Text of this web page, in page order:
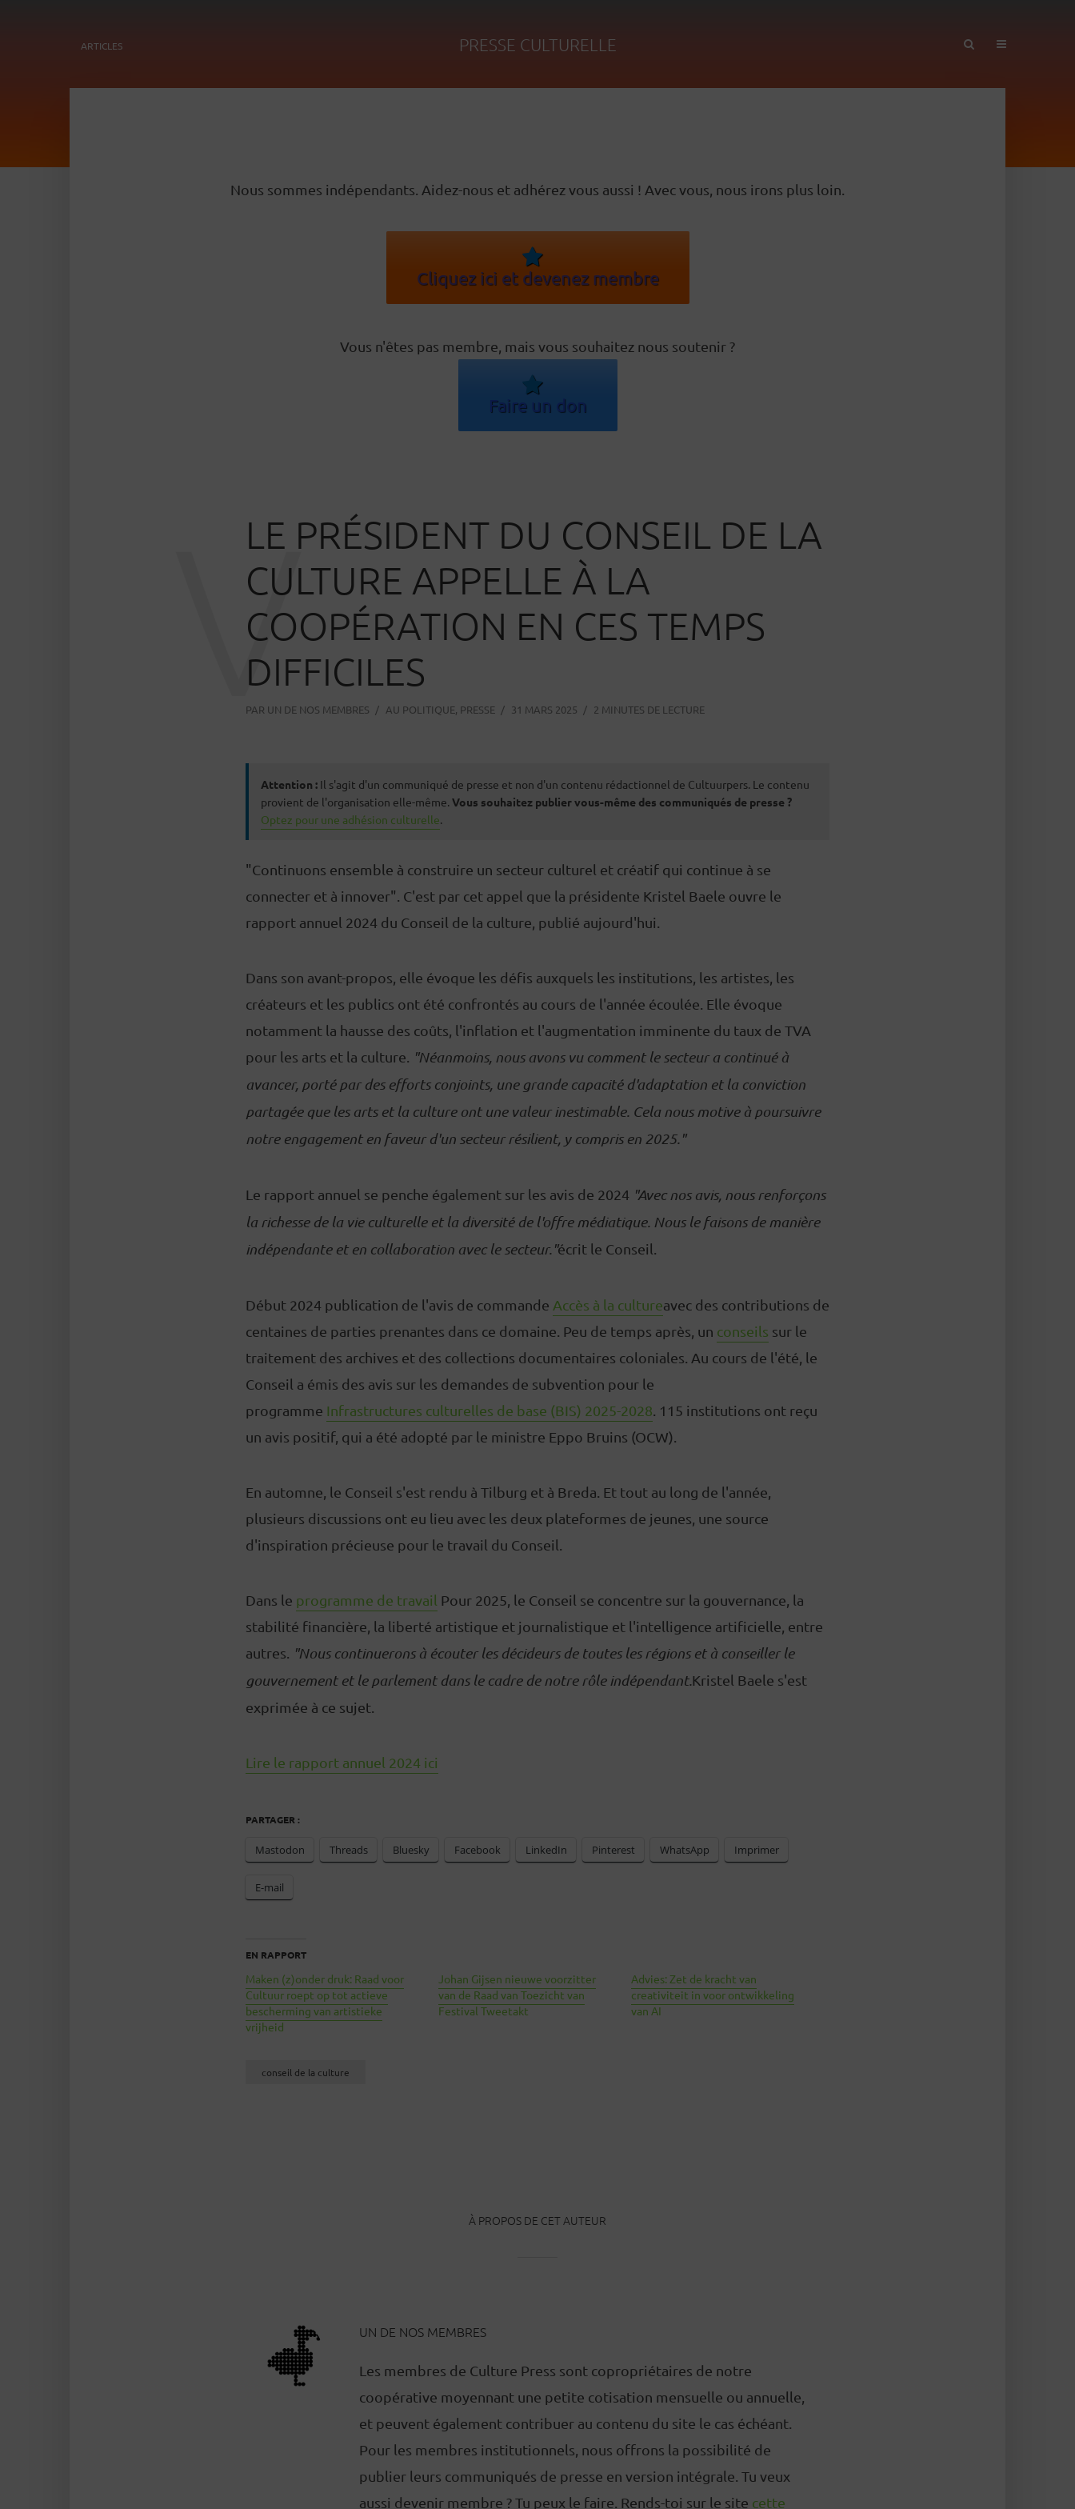
ARTICLES PRESSE CULTURELLE
Nous sommes indépendants. Aidez-nous et adhérez vous aussi ! Avec vous, nous irons plus loin.
Cliquez ici et devenez membre
Vous n'êtes pas membre, mais vous souhaitez nous soutenir ?
Faire un don
LE PRÉSIDENT DU CONSEIL DE LA
CULTURE APPELLE À LA
COOPÉRATION EN CES TEMPS
DIFFICILES
PAR UN DE NOS MEMBRES AU POLITIQUE, PRESSE 31 MARS 2025 2 MINUTES DE LECTURE
V
Attention : Il s'agit d'un communiqué de presse et non d'un contenu rédactionnel de Cultuurpers. Le contenu
provient de l'organisation elle-même. Vous souhaitez publier vous-même des communiqués de presse ?
Optez pour une adhésion culturelle.
"Continuons ensemble à construire un secteur culturel et créatif qui continue à se
connecter et à innover". C'est par cet appel que la présidente Kristel Baele ouvre le
rapport annuel 2024 du Conseil de la culture, publié aujourd'hui.
Dans son avant-propos, elle évoque les défis auxquels les institutions, les artistes, les
créateurs et les publics ont été confrontés au cours de l'année écoulée. Elle évoque
notamment la hausse des coûts, l'inflation et l'augmentation imminente du taux de TVA
pour les arts et la culture. "Néanmoins, nous avons vu comment le secteur a continué à
avancer, porté par des efforts conjoints, une grande capacité d'adaptation et la conviction
partagée que les arts et la culture ont une valeur inestimable. Cela nous motive à poursuivre
notre engagement en faveur d'un secteur résilient, y compris en 2025."
Le rapport annuel se penche également sur les avis de 2024 "Avec nos avis, nous renforçons
la richesse de la vie culturelle et la diversité de l'offre médiatique. Nous le faisons de manière
indépendante et en collaboration avec le secteur."écrit le Conseil.
Début 2024 publication de l'avis de commande Accès à la cultureavec des contributions de
centaines de parties prenantes dans ce domaine. Peu de temps après, un conseils sur le
traitement des archives et des collections documentaires coloniales. Au cours de l'été, le
Conseil a émis des avis sur les demandes de subvention pour le
programme Infrastructures culturelles de base (BIS) 2025-2028. 115 institutions ont reçu
un avis positif, qui a été adopté par le ministre Eppo Bruins (OCW).
En automne, le Conseil s'est rendu à Tilburg et à Breda. Et tout au long de l'année,
plusieurs discussions ont eu lieu avec les deux plateformes de jeunes, une source
d'inspiration précieuse pour le travail du Conseil.
Dans le programme de travail Pour 2025, le Conseil se concentre sur la gouvernance, la
stabilité financière, la liberté artistique et journalistique et l'intelligence artificielle, entre
autres. "Nous continuerons à écouter les décideurs de toutes les régions et à conseiller le
gouvernement et le parlement dans le cadre de notre rôle indépendant.Kristel Baele s'est
exprimée à ce sujet.
Lire le rapport annuel 2024 ici
PARTAGER :
Mastodon Threads Bluesky Facebook LinkedIn Pinterest WhatsApp Imprimer
E-mail
EN RAPPORT
Maken (z)onder druk: Raad voor
Cultuur roept op tot actieve
bescherming van artistieke
vrijheid
Johan Gijsen nieuwe voorzitter
van de Raad van Toezicht van
Festival Tweetakt
Advies: Zet de kracht van
creativiteit in voor ontwikkeling
van AI
conseil de la culture
À PROPOS DE CET AUTEUR
UN DE NOS MEMBRES
Les membres de Culture Press sont copropriétaires de notre
coopérative moyennant une petite cotisation mensuelle ou annuelle,
et peuvent également contribuer au contenu du site le cas échéant.
Pour les membres institutionnels, nous offrons la possibilité de
publier leurs communiqués de presse en version intégrale. Tu veux
aussi devenir membre ? Tu peux le faire. Rends-toi sur le site cette